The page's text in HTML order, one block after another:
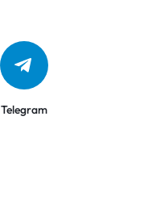
Telegram